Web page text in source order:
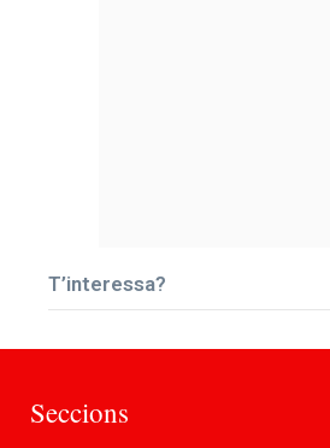
T’interessa?
Seccions